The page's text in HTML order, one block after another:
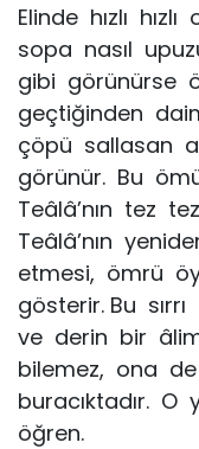
Elinde hızlı
sopa nasıl
gibi görünürse
geçtiğinden
çöpü sallasan
görünür. Bu
Teâlâ’nın tez
Teâlâ’nın
etmesi, ömrü
gösterir. Bu
ve derin bir
bilemez, ona
buracıktadır.
öğren.